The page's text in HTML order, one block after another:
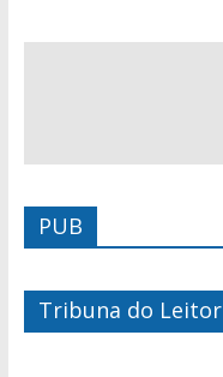
PUB
Tribuna do Leitor